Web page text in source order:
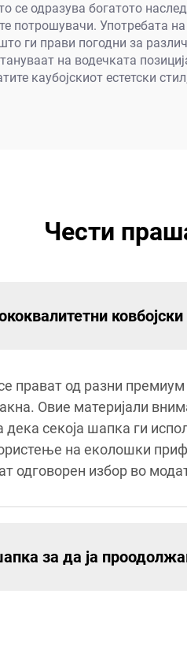
се одразува богатото
потрошувачи. Употребата
ги прави погодни за
на водечката
каубојскиот естетски
Чести
прават од разни
Овие материјали
дека секоја шапка ги
на еколошки
одговорен избор во
за да ја